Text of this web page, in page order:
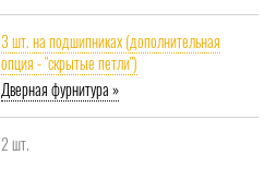
3 шт. на подшипниках (дополнительная
опция - "скрытые петли")
Дверная фурнитура »
2 шт.